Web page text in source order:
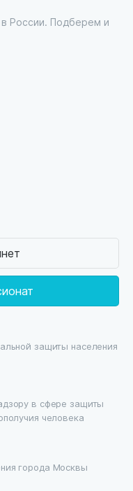
России. Подберем и
защиты населения
в сфере защиты
человека
города Москвы